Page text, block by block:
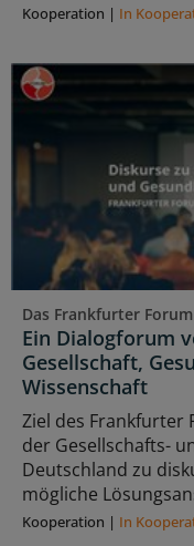
Kooperation | In
Das Frankfurter
Ein Dialogforum
Gesellschaft,
Wissenschaft
Ziel des Frankfurter
der Gesellschafts-
Deutschland zu
mögliche
Kooperation | In